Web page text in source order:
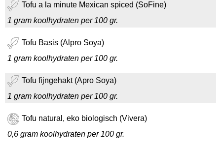
Tofu a la minute Mexican spiced (SoFine)
1 gram koolhydraten per 100 gr.
Tofu Basis (Alpro Soya)
1 gram koolhydraten per 100 gr.
Tofu fijngehakt (Apro Soya)
1 gram koolhydraten per 100 gr.
Tofu natural, eko biologisch (Vivera)
0,6 gram koolhydraten per 100 gr.